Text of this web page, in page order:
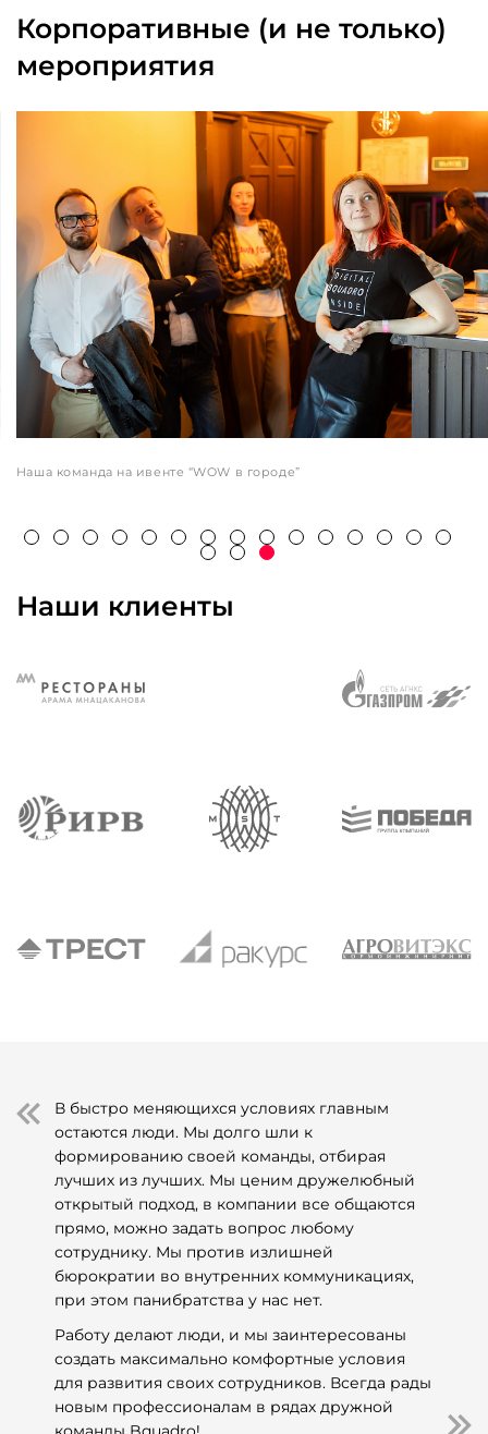
Корпоративные (и не только)
мероприятия
Наша команда на ивенте “WOW в городе”
Наши клиенты
В быстро меняющихся условиях главным
остаются люди. Мы долго шли к
формированию своей команды, отбирая
лучших из лучших. Мы ценим дружелюбный
открытый подход, в компании все общаются
прямо, можно задать вопрос любому
сотруднику. Мы против излишней
бюрократии во внутренних коммуникациях,
при этом панибратства у нас нет.
Работу делают люди, и мы заинтересованы
создать максимально комфортные условия
для развития своих сотрудников. Всегда рады
новым профессионалам в рядах дружной